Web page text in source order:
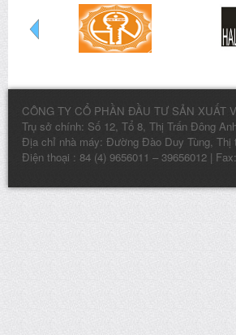
CÔNG TY CỔ PHẦN ĐẦU TƯ SẢN XUẤT
Trụ sở chính: Số 12, Tổ 8, Thị Trấn Đông
Địa chỉ nhà máy: Đường Đào Duy Tùng, Thị
Điện thoại : 84 (4) 9656011 – 39656012 |